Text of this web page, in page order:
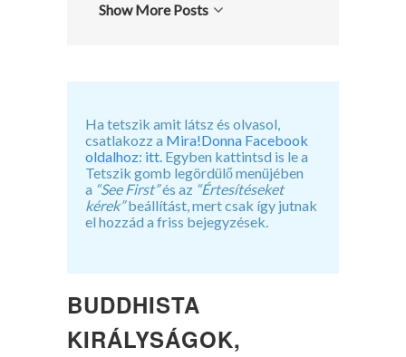
Show More Posts
Ha tetszik amit látsz és olvasol,
csatlakozz a Mira!Donna Facebook
oldalhoz: itt. Egyben kattintsd is le a
Tetszik gomb legördülő menüjében
a “See First”és az “Értesítéseket
kérek”beállítást, mert csak így jutnak
el hozzád a friss bejegyzések.
BUDDHISTA
KIRÁLYSÁGOK,